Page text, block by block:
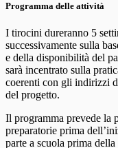
Programma delle attività
I tirocini dureranno 5
successivamente sulla
e della disponibilità del
sarà incentrato sulla
coerenti con gli indirizzi
del progetto.
Il programma prevede la
preparatorie prima
parte a scuola prima